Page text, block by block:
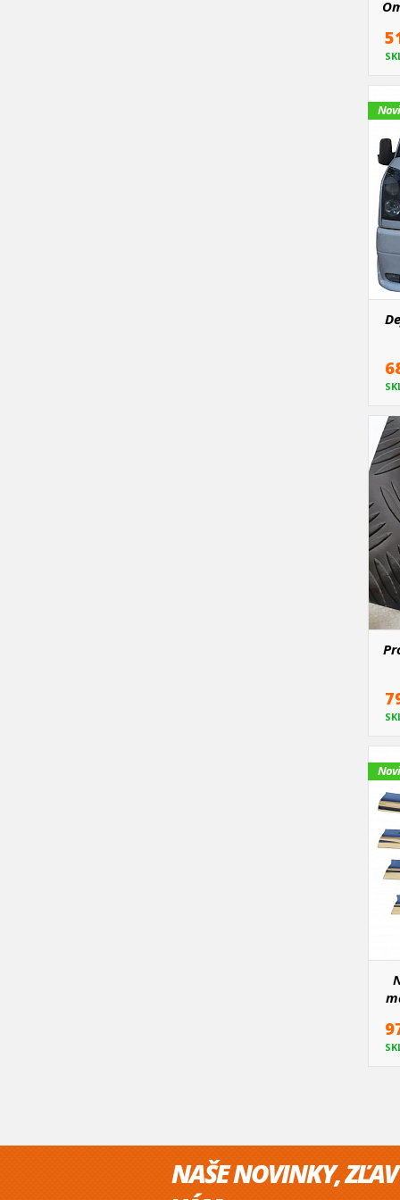
NAŠE NOVINKY,